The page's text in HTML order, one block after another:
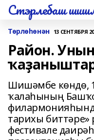
Стэрлебаш
Төрлөһөнән 13 СЕНТЯБРЯ
Район.
Шишәмбе көндө,
ҡалаһының
тарихы биттәре»
фестивале